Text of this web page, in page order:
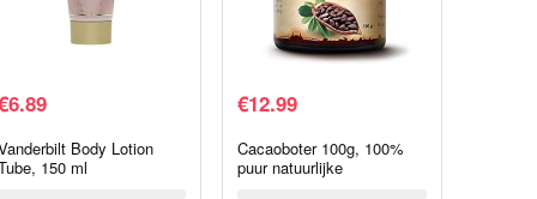
6.89
Body Lotion
150 ml
€12.99
Cacaoboter 100g, 100%
puur natuurlijke